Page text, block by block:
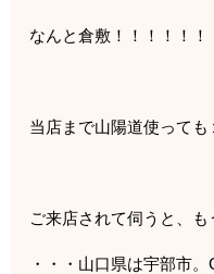
なんと倉敷！！！！！！
当店まで山陽道使っても
ご来店されて伺うと、も
・・・山口県は宇部市。